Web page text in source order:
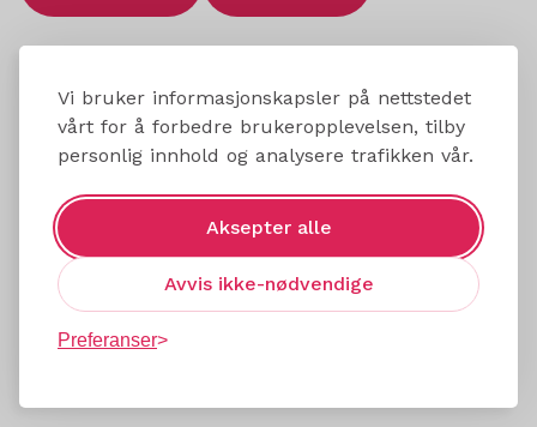
Vi bruker informasjonskapsler på nettstedet
vårt for å forbedre brukeropplevelsen, tilby
personlig innhold og analysere trafikken vår.
Aksepter alle
Avvis ikke-nødvendige
Preferanser